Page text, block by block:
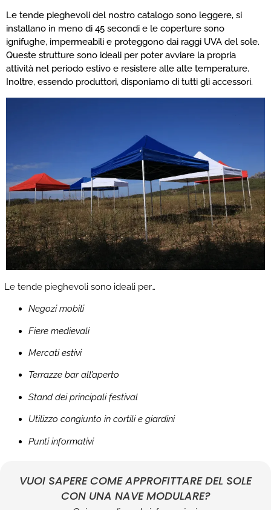
Le tende pieghevoli del nostro catalogo sono leggere, si
installano in meno di 45 secondi e le coperture sono
ignifughe, impermeabili e proteggono dai raggi UVA del sole.
Queste strutture sono ideali per poter avviare la propria
attività nel periodo estivo e resistere alle alte temperature.
Inoltre, essendo produttori, disponiamo di tutti gli accessori.
Le tende pieghevoli sono ideali per…
Negozi mobili
Fiere medievali
Mercati estivi
Terrazze bar all’aperto
Stand dei principali festival
Utilizzo congiunto in cortili e giardini
Punti informativi
VUOI SAPERE COME APPROFITTARE DEL SOLE
CON UNA NAVE MODULARE?